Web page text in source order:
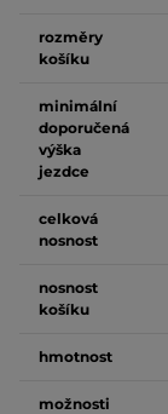
rozměry
košíku
minimální
doporučená
výška
jezdce
celková
nosnost
nosnost
košíku
hmotnost
možnosti